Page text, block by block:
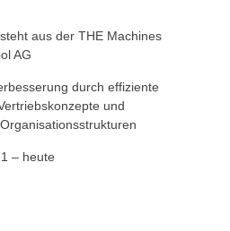
aus der THE Machines
AG
durch effiziente
und
– heute